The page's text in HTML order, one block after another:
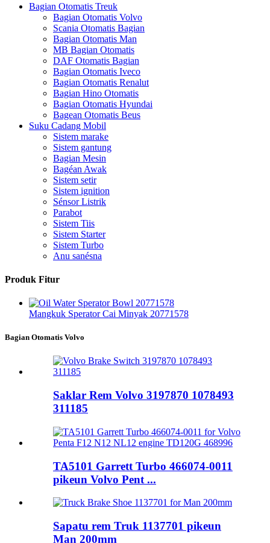
Bagian Otomatis Treuk
Bagian Otomatis Volvo
Scania Otomatis Bagian
Bagian Otomatis Man
MB Bagian Otomatis
DAF Otomatis Bagian
Bagian Otomatis Iveco
Bagian Otomatis Renalut
Bagian Hino Otomatis
Bagian Otomatis Hyundai
Bagean Otomatis Beus
Suku Cadang Mobil
Sistem marake
Sistem gantung
Bagian Mesin
Bagéan Awak
Sistem setir
Sistem ignition
Sénsor Listrik
Parabot
Sistem Tiis
Sistem Starter
Sistem Turbo
Anu sanésna
Produk Fitur
Mangkuk Sperator Cai Minyak 20771578
Bagian Otomatis Volvo
Saklar Rem Volvo 3197870 1078493
311185
TA5101 Garrett Turbo 466074-0011
pikeun Volvo Pent ...
Sapatu rem Truk 1137701 pikeun
Man 200mm